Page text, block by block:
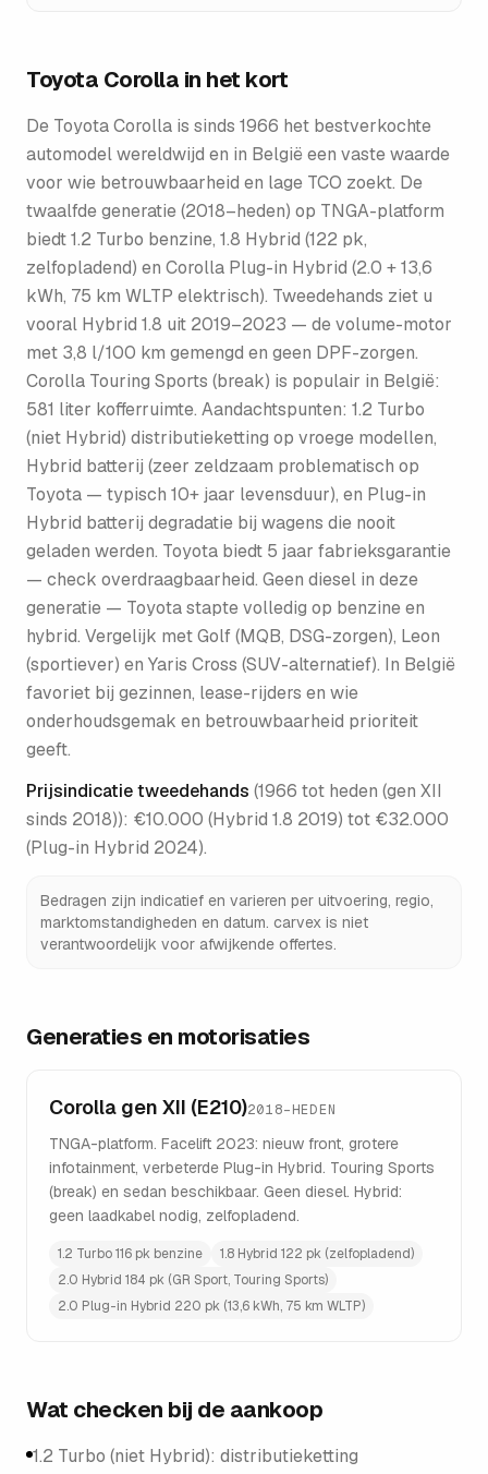
Toyota Corolla in het kort
De Toyota Corolla is sinds 1966 het bestverkochte
automodel wereldwijd en in België een vaste waarde
voor wie betrouwbaarheid en lage TCO zoekt. De
twaalfde generatie (2018–heden) op TNGA-platform
biedt 1.2 Turbo benzine, 1.8 Hybrid (122 pk,
zelfopladend) en Corolla Plug-in Hybrid (2.0 + 13,6
kWh, 75 km WLTP elektrisch). Tweedehands ziet u
vooral Hybrid 1.8 uit 2019–2023 — de volume-motor
met 3,8 l/100 km gemengd en geen DPF-zorgen.
Corolla Touring Sports (break) is populair in België:
581 liter kofferruimte. Aandachtspunten: 1.2 Turbo
(niet Hybrid) distributieketting op vroege modellen,
Hybrid batterij (zeer zeldzaam problematisch op
Toyota — typisch 10+ jaar levensduur), en Plug-in
Hybrid batterij degradatie bij wagens die nooit
geladen werden. Toyota biedt 5 jaar fabrieksgarantie
— check overdraagbaarheid. Geen diesel in deze
generatie — Toyota stapte volledig op benzine en
hybrid. Vergelijk met Golf (MQB, DSG-zorgen), Leon
(sportiever) en Yaris Cross (SUV-alternatief). In België
favoriet bij gezinnen, lease-rijders en wie
onderhoudsgemak en betrouwbaarheid prioriteit
geeft.
Prijsindicatie tweedehands (1966 tot heden (gen XII
sinds 2018)): €10.000 (Hybrid 1.8 2019) tot €32.000
(Plug-in Hybrid 2024).
Bedragen zijn indicatief en varieren per uitvoering, regio,
marktomstandigheden en datum. carvex is niet
verantwoordelijk voor afwijkende offertes.
Generaties en motorisaties
Corolla gen XII (E210)2018–HEDEN
TNGA-platform. Facelift 2023: nieuw front, grotere
infotainment, verbeterde Plug-in Hybrid. Touring Sports
(break) en sedan beschikbaar. Geen diesel. Hybrid:
geen laadkabel nodig, zelfopladend.
1.2 Turbo 116 pk benzine
1.8 Hybrid 122 pk (zelfopladend)
2.0 Hybrid 184 pk (GR Sport, Touring Sports)
2.0 Plug-in Hybrid 220 pk (13,6 kWh, 75 km WLTP)
Wat checken bij de aankoop
1.2 Turbo (niet Hybrid): distributieketting